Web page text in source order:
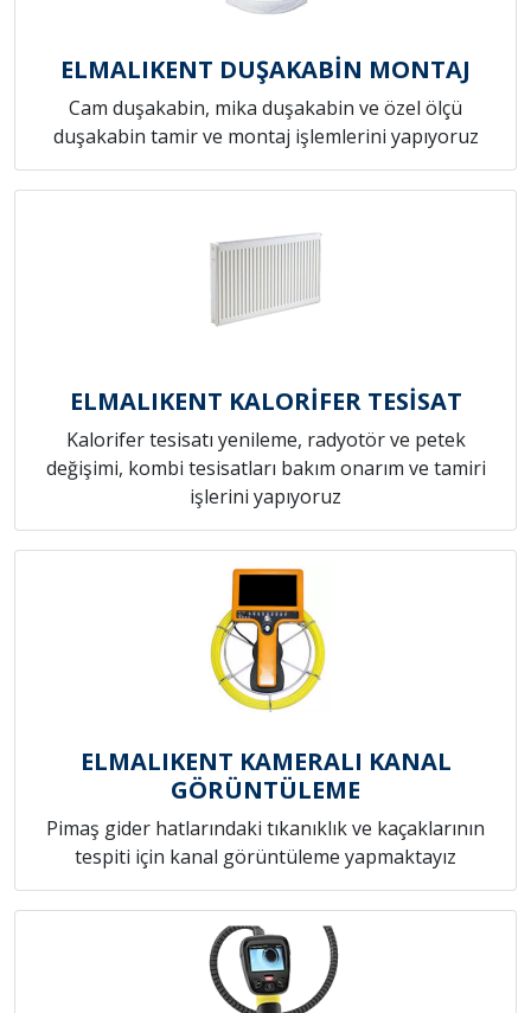
ELMALIKENT DUŞAKABİN MONTAJ
Cam duşakabin, mika duşakabin ve özel ölçü
duşakabin tamir ve montaj işlemlerini yapıyoruz
ELMALIKENT KALORİFER TESİSAT
Kalorifer tesisatı yenileme, radyotör ve petek
değişimi, kombi tesisatları bakım onarım ve tamiri
işlerini yapıyoruz
ELMALIKENT KAMERALI KANAL
GÖRÜNTÜLEME
Pimaş gider hatlarındaki tıkanıklık ve kaçaklarının
tespiti için kanal görüntüleme yapmaktayız